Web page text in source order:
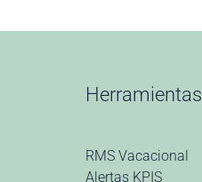
Herramientas
RMS Vacacional
Alertas KPIS